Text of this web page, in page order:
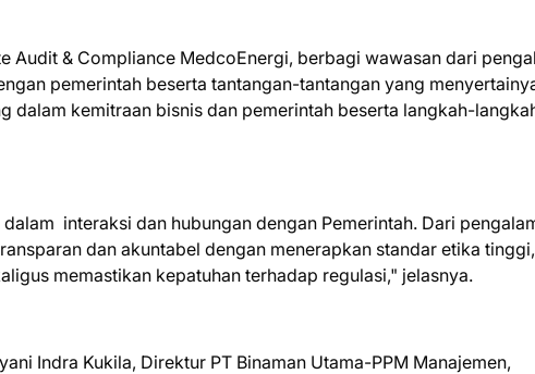
Audit & Compliance MedcoEnergi, berbagi wawasan dari
pemerintah beserta tantangan-tantangan yang
dalam kemitraan bisnis dan pemerintah beserta langkah-
interaksi dan hubungan dengan Pemerintah. Dari
dan akuntabel dengan menerapkan standar etika tinggi,
memastikan kepatuhan terhadap regulasi," jelasnya.
Indra Kukila, Direktur PT Binaman Utama-PPM Manajemen,